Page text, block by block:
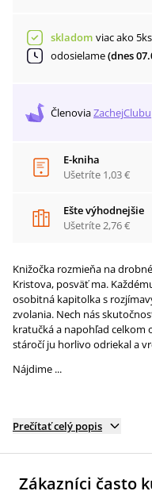
skladom viac ako 5ks
odosielame(dnes
ČlenoviaZachejClubu
E-kniha
Ušetríte 1,03 €
Ešte výhodnejšie
Ušetríte2,76 €
Knižočka rozmieňa na
Kristova, posväť ma.
osobitná kapitolka s
zvolania. Nech nás
kratučká a napohľad celkom
stáročí ju horlivo odriekal a
Nájdime ...
Prečítať celý popis
Zákazníci často